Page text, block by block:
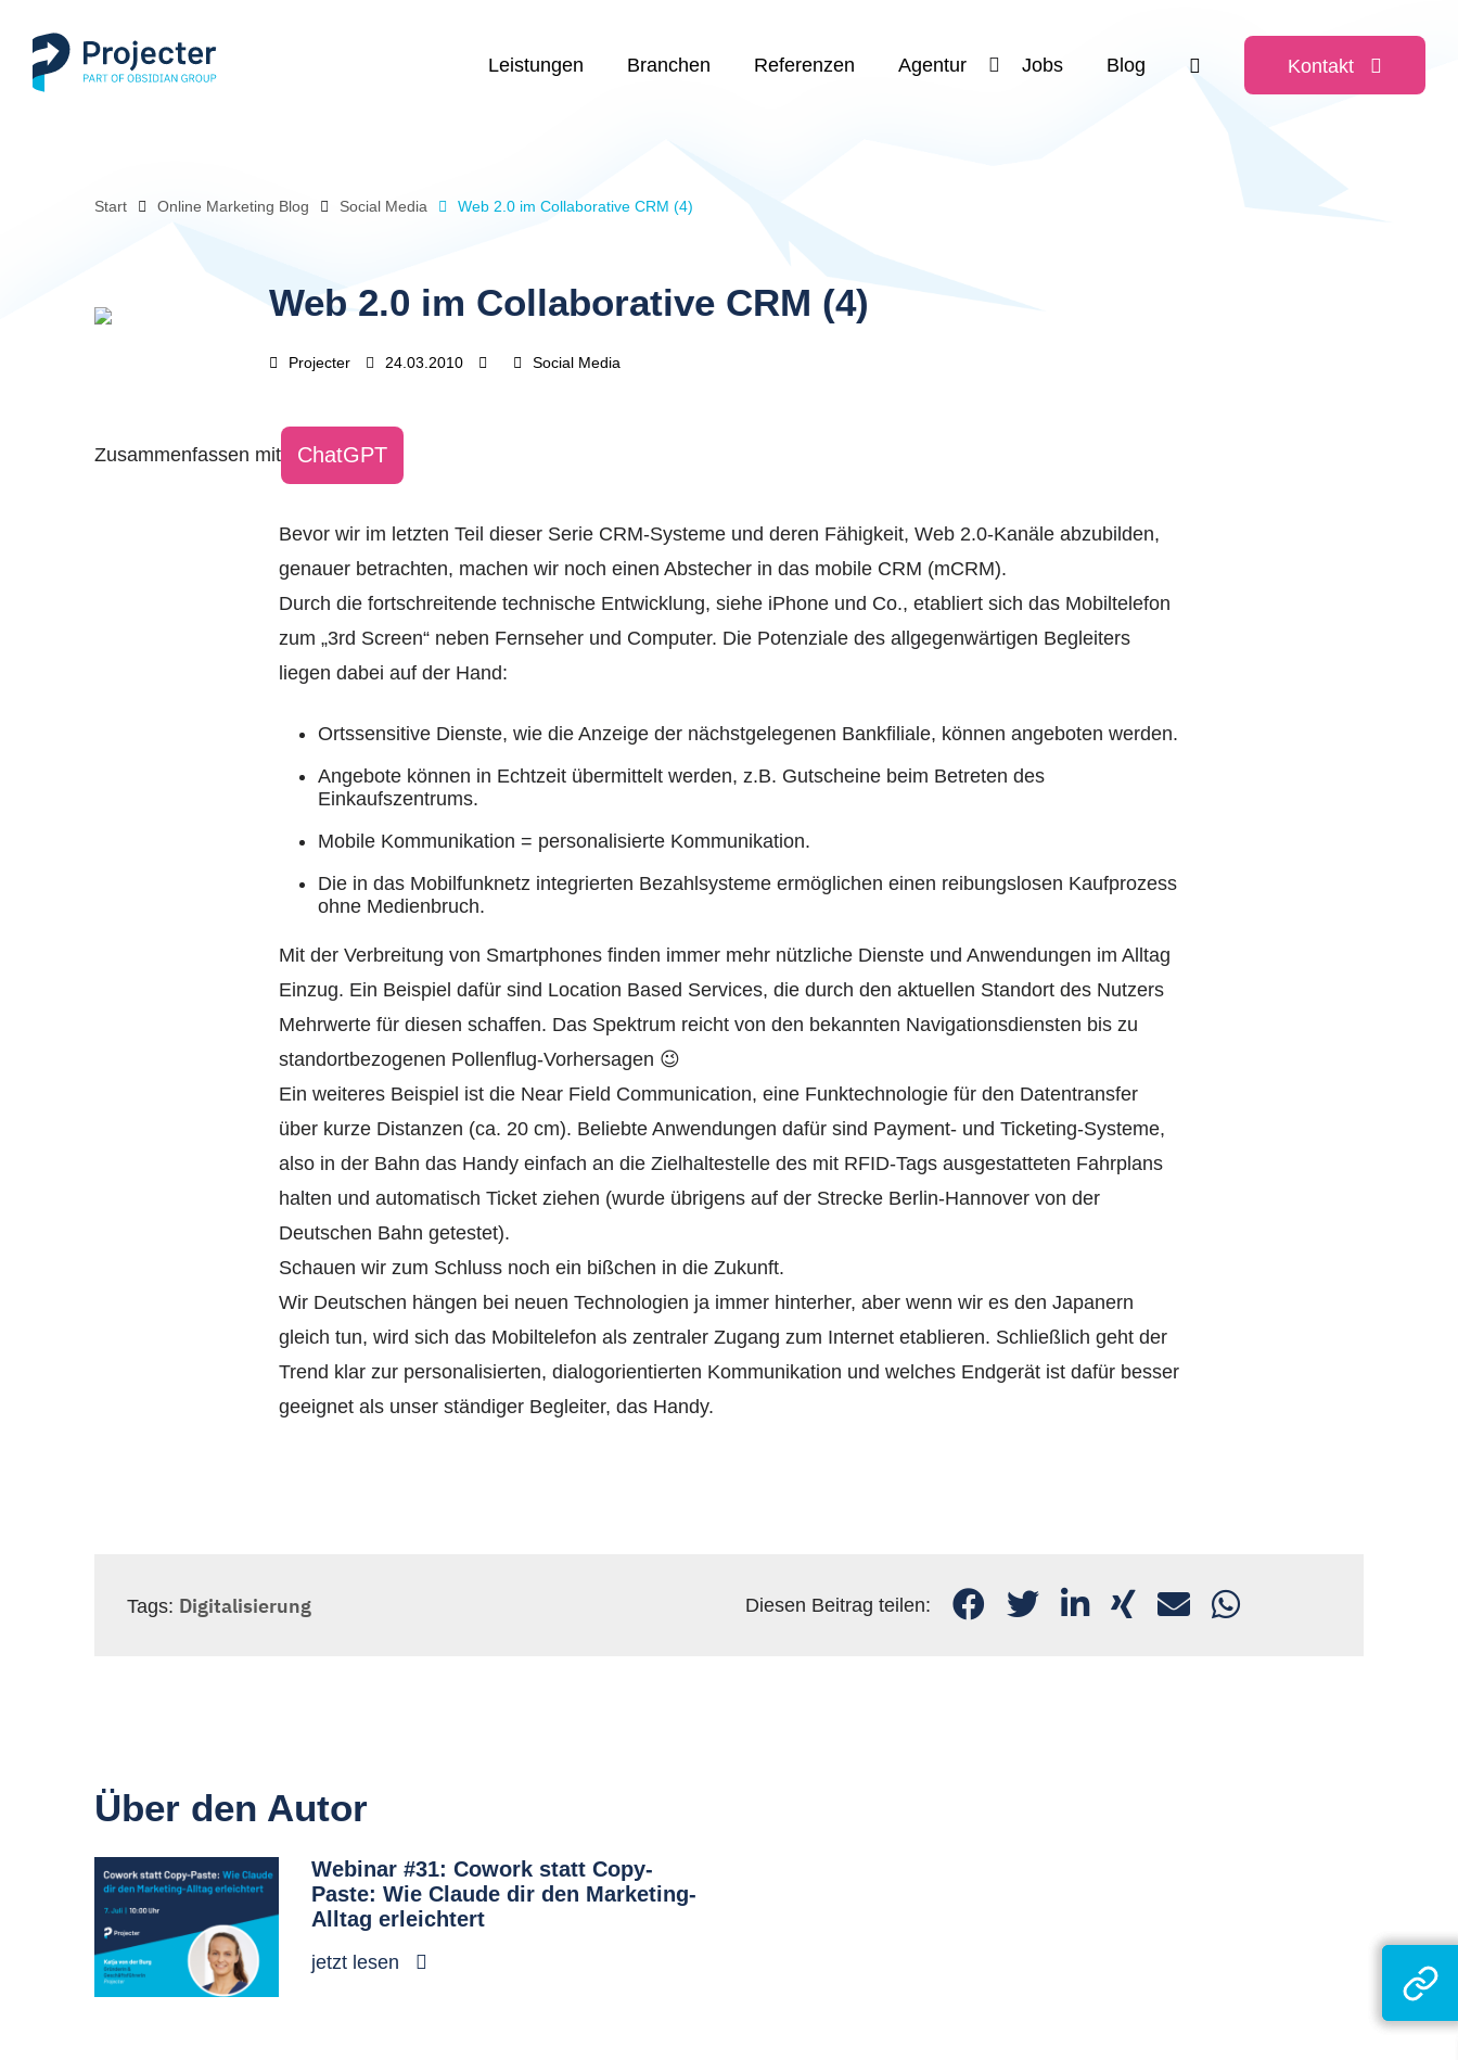
Leistungen Branchen Referenzen Agentur Jobs Blog Kontakt
Start Online Marketing Blog Social Media Web 2.0 im Collaborative CRM (4)
Web 2.0 im Collaborative CRM (4)
Projecter 24.03.2010 Social Media
Zusammenfassen mit ChatGPT
Bevor wir im letzten Teil dieser Serie CRM-Systeme und deren Fähigkeit, Web 2.0-Kanäle abzubilden,
genauer betrachten, machen wir noch einen Abstecher in das mobile CRM (mCRM).
Durch die fortschreitende technische Entwicklung, siehe iPhone und Co., etabliert sich das Mobiltelefon
zum „3rd Screen“ neben Fernseher und Computer. Die Potenziale des allgegenwärtigen Begleiters
liegen dabei auf der Hand:
Ortssensitive Dienste, wie die Anzeige der nächstgelegenen Bankfiliale, können angeboten werden.
Angebote können in Echtzeit übermittelt werden, z.B. Gutscheine beim Betreten des
Einkaufszentrums.
Mobile Kommunikation = personalisierte Kommunikation.
Die in das Mobilfunknetz integrierten Bezahlsysteme ermöglichen einen reibungslosen Kaufprozess
ohne Medienbruch.
Mit der Verbreitung von Smartphones finden immer mehr nützliche Dienste und Anwendungen im Alltag
Einzug. Ein Beispiel dafür sind Location Based Services, die durch den aktuellen Standort des Nutzers
Mehrwerte für diesen schaffen. Das Spektrum reicht von den bekannten Navigationsdiensten bis zu
standortbezogenen Pollenflug-Vorhersagen 😉
Ein weiteres Beispiel ist die Near Field Communication, eine Funktechnologie für den Datentransfer
über kurze Distanzen (ca. 20 cm). Beliebte Anwendungen dafür sind Payment- und Ticketing-Systeme,
also in der Bahn das Handy einfach an die Zielhaltestelle des mit RFID-Tags ausgestatteten Fahrplans
halten und automatisch Ticket ziehen (wurde übrigens auf der Strecke Berlin-Hannover von der
Deutschen Bahn getestet).
Schauen wir zum Schluss noch ein bißchen in die Zukunft.
Wir Deutschen hängen bei neuen Technologien ja immer hinterher, aber wenn wir es den Japanern
gleich tun, wird sich das Mobiltelefon als zentraler Zugang zum Internet etablieren. Schließlich geht der
Trend klar zur personalisierten, dialogorientierten Kommunikation und welches Endgerät ist dafür besser
geeignet als unser ständiger Begleiter, das Handy.
Tags: Digitalisierung Diesen Beitrag teilen:
Über den Autor
Webinar #31: Cowork statt Copy-
Paste: Wie Claude dir den Marketing-
Alltag erleichtert
jetzt lesen